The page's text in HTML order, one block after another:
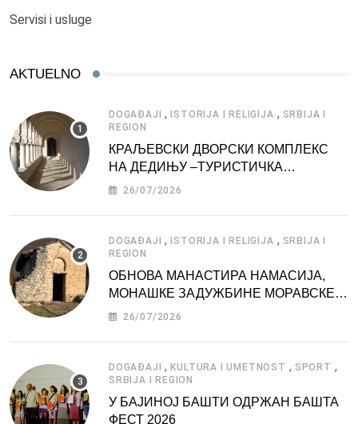
Servisi i usluge
AKTUELNO
DOGAĐAJI , ISTORIJA I RELIGIJA , SRBIJA I
REGION
КРАЉЕВСКИ ДВОРСКИ КОМПЛЕКС
НА ДЕДИЊУ –ТУРИСТИЧКА
АТРАКЦИЈА
26/07/2026
DOGAĐAJI , ISTORIJA I RELIGIJA , SRBIJA I
REGION
ОБНОВА МАНАСТИРА НАМАСИЈА,
МОНАШКЕ ЗАДУЖБИНЕ МОРАВСКЕ
СРБИЈЕ
26/07/2026
DOGAĐAJI ,KULTURA I UMETNOST , SPORT ,
SRBIJA I REGION
У БАЈИНОЈ БАШТИ ОДРЖАН БАШТА
ФЕСТ 2026